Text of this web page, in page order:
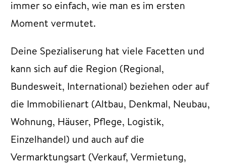
immer so einfach, wie man es im ersten
Moment vermutet.
Deine Spezialiserung hat viele Facetten und
kann sich auf die Region (Regional,
Bundesweit, International) beziehen oder auf
die Immobilienart (Altbau, Denkmal, Neubau,
Wohnung, Häuser, Pflege, Logistik,
Einzelhandel) und auch auf die
Vermarktungsart (Verkauf, Vermietung,